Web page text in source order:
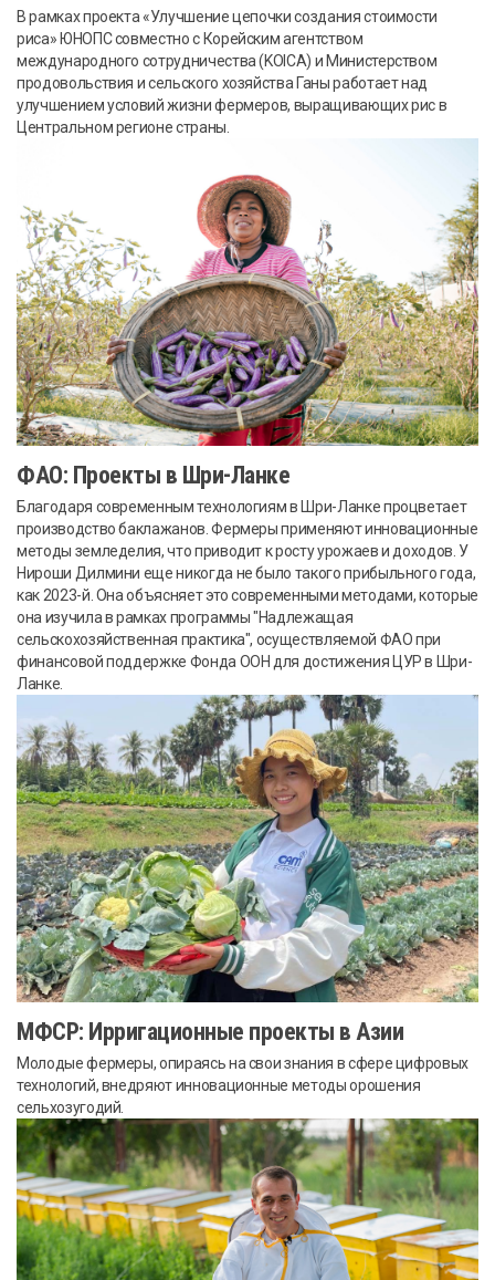
В рамках проекта «Улучшение цепочки создания стоимости
риса» ЮНОПС совместно с Корейским агентством
международного сотрудничества (KOICA) и Министерством
продовольствия и сельского хозяйства Ганы работает над
улучшением условий жизни фермеров, выращивающих рис в
Центральном регионе страны.
ФАО: Проекты в Шри-Ланке
Благодаря современным технологиям в Шри-Ланке процветает
производство баклажанов. Фермеры применяют инновационные
методы земледелия, что приводит к росту урожаев и доходов. У
Нироши Дилмини еще никогда не было такого прибыльного года,
как 2023-й. Она объясняет это современными методами, которые
она изучила в рамках программы "Надлежащая
сельскохозяйственная практика", осуществляемой ФАО при
финансовой поддержке Фонда ООН для достижения ЦУР в Шри-
Ланке.
МФСР: Ирригационные проекты в Азии
Молодые фермеры, опираясь на свои знания в сфере цифровых
технологий, внедряют инновационные методы орошения
сельхозугодий.